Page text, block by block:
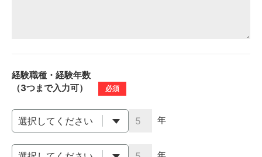
経験職種・経験年数
（3つまで入力可）
必須
年